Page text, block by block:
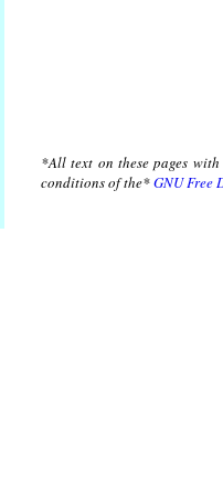
*All text on these pages
conditions of the*GNU Free